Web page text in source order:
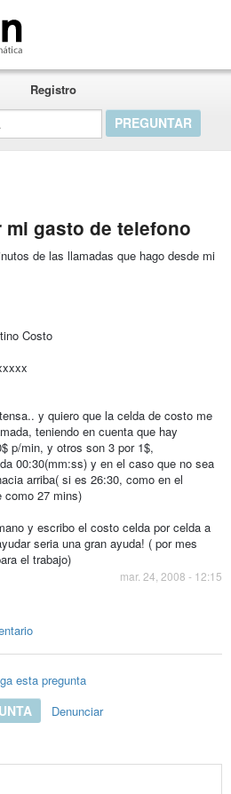
Registro
gasto de telefono
de las llamadas que hago desde mi
Costo
y quiero que la celda de costo me
teniendo en cuenta que hay
p/min, y otros son 3 por 1$,
00:30(mm:ss) y en el caso que no sea
arriba( si es 26:30, como en el
como 27 mins)
y escribo el costo celda por celda a
seria una gran ayuda! ( por mes
el trabajo)
mar. 24, 2008 - 12:15
esta pregunta
Denunciar